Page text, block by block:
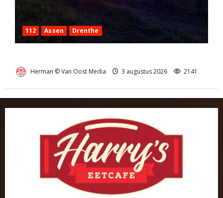
112 Assen Drenthe
Herman © Van Oost Media 3 augustus 2026 2141